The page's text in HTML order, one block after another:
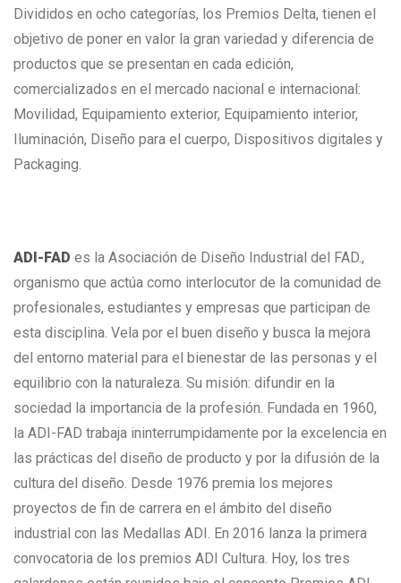
Divididos en ocho categorías, los Premios Delta, tienen el
objetivo de poner en valor la gran variedad y diferencia de
productos que se presentan en cada edición,
comercializados en el mercado nacional e internacional:
Movilidad, Equipamiento exterior, Equipamiento interior,
Iluminación, Diseño para el cuerpo, Dispositivos digitales y
Packaging.
ADI-FAD es la Asociación de Diseño Industrial del FAD.,
organismo que actúa como interlocutor de la comunidad de
profesionales, estudiantes y empresas que participan de
esta disciplina. Vela por el buen diseño y busca la mejora
del entorno material para el bienestar de las personas y el
equilibrio con la naturaleza. Su misión: difundir en la
sociedad la importancia de la profesión. Fundada en 1960,
la ADI-FAD trabaja ininterrumpidamente por la excelencia en
las prácticas del diseño de producto y por la difusión de la
cultura del diseño. Desde 1976 premia los mejores
proyectos de fin de carrera en el ámbito del diseño
industrial con las Medallas ADI. En 2016 lanza la primera
convocatoria de los premios ADI Cultura. Hoy, los tres